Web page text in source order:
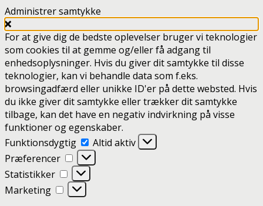
Administrer samtykke
For at give dig de bedste oplevelser bruger vi teknologier
som cookies til at gemme og/eller få adgang til
enhedsoplysninger. Hvis du giver dit samtykke til disse
teknologier, kan vi behandle data som f.eks.
browsingadfærd eller unikke ID'er på dette websted. Hvis
du ikke giver dit samtykke eller trækker dit samtykke
tilbage, kan det have en negativ indvirkning på visse
funktioner og egenskaber.
Funktionsdygtig
Funktionsdygtig
Altid aktiv
Præferencer
Præferencer
Statistikker
Statistikker
Marketing
Marketing